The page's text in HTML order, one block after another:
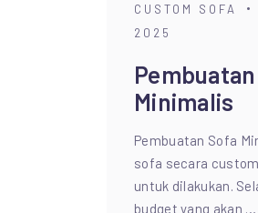
CUSTOM SOFA
2025
Minimalis
Pembuatan Sofa
sofa secara
untuk dilakukan.
budget yang akan …